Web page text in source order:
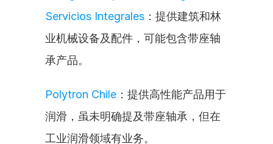
Servicios Integrales ：提供建筑和林
业机械设备及配件，可能包含带座轴
承产品。
Polytron Chile ：提供高性能产品用于
润滑，虽未明确提及带座轴承，但在
工业润滑领域有业务。